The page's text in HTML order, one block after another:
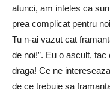
atunci, am inteles ca
prea complicat pentru
Tu n-ai vazut cat
de noi!”. Eu o ascult,
draga! Ce ne
de ce trebuie sa